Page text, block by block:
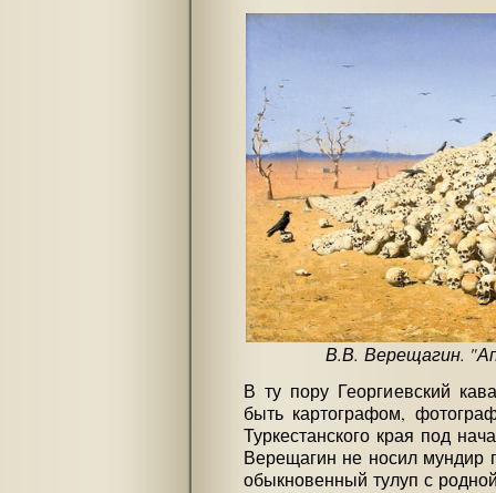
В.В. Верещагин.
В ту пору Георгиевский
быть картографом,
Туркестанского края под
Верещагин не носил
обыкновенный тулуп с